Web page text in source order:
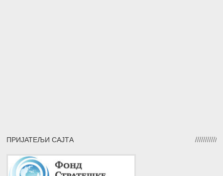
ПРИЈАТЕЉИ САЈТА